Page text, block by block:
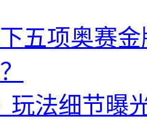
五项奥赛
玩法细节